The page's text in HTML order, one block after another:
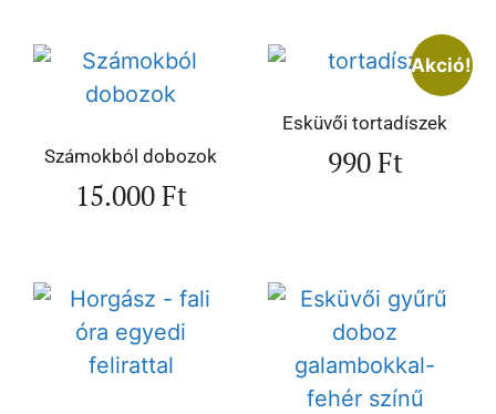
Számokból dobozok
15.000Ft
Akció!
Esküvői tortadíszek
990Ft